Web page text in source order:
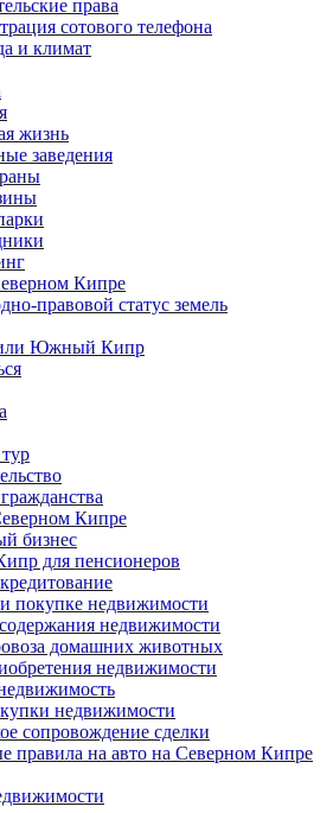
права
сотового телефона
и климат
жизнь
заведения
Кипре
правовой статус земель
Южный Кипр
Кипре
бизнес
для пенсионеров
покупке недвижимости
недвижимости
домашних животных
недвижимости
недвижимости
сопровождение сделки
правила на авто на Северном Кипре